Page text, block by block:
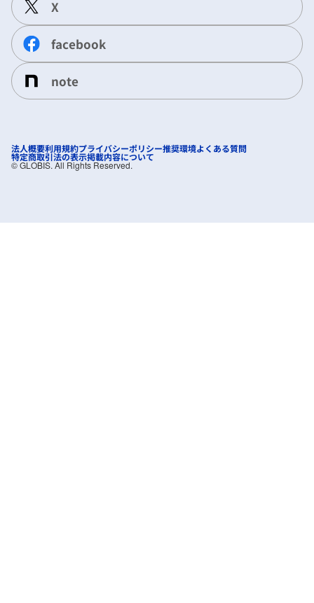
X
facebook
note
法人概要利用規約プライバシーポリシー推奨環境よくある質問
特定商取引法の表示掲載内容について
©︎ GLOBIS. All Rights Reserved.